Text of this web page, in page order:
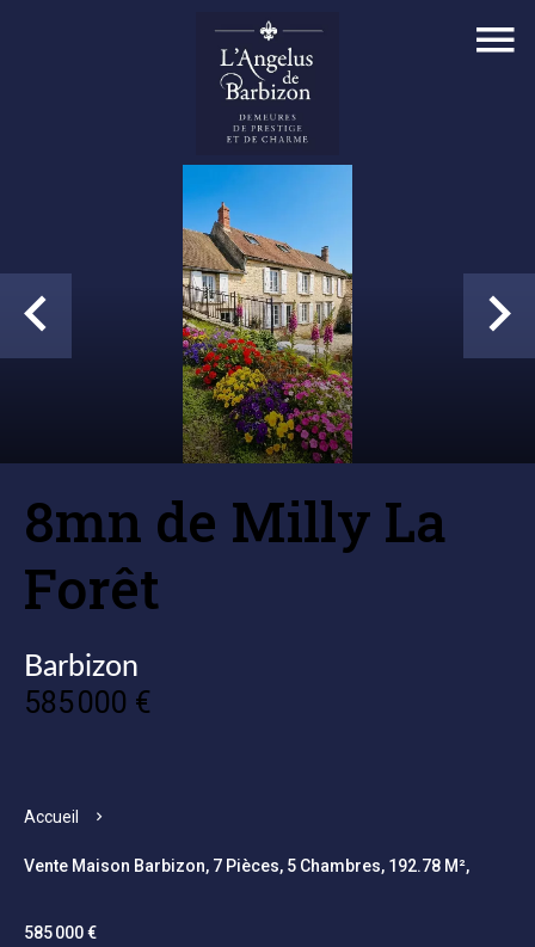
8mn de Milly La
Forêt
Barbizon
585 000 €
Accueil
Vente Maison Barbizon, 7 Pièces, 5 Chambres, 192.78 M²,
585 000 €